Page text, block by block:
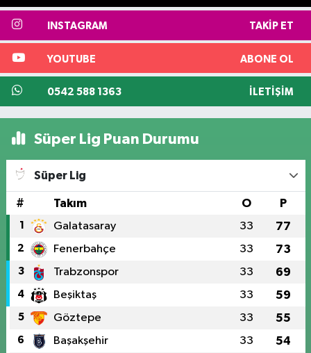
INSTAGRAM TAKIP ET
YOUTUBE ABONE OL
0542 588 1363 İLETIŞIM
Süper Lig Puan Durumu
Süper Lig
# Takım O P
1 Galatasaray 33 77
2 Fenerbahçe 33 73
3 Trabzonspor 33 69
4 Beşiktaş 33 59
5 Göztepe 33 55
6 Başakşehir 33 54